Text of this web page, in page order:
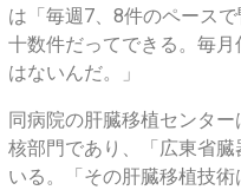
は「毎週7、8件のペース
十数件だってできる。毎
はないんだ。」
同病院の肝臓移植センタ
核部門であり、「広東省
いる。「その肝臓移植技